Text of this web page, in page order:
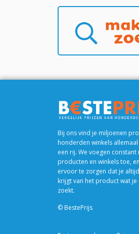
Bij ons vind je miljoenen
honderden winkels
een rij. We voegen constant
producten en winkels toe,
ervoor te zorgen dat je
krijgt van het product wat
zoekt.
© BestePrijs